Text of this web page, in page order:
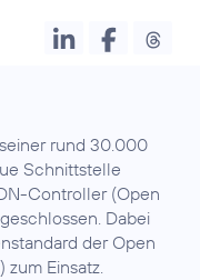
rund 30.000
Schnittstelle
Controller (Open
Dabei
der Open
zum Einsatz.